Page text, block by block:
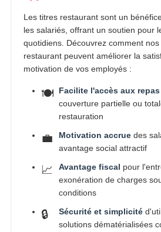
Les titres restaurant sont un
les salariés, offrant un soutien pour
quotidiens. Découvrez comment
restaurant peuvent améliorer la
motivation de vos employés :
🍽️ Facilite l'accès aux repas
couverture partielle ou
restauration
💼 Motivation accrue des
avantage social attractif
📈 Avantage fiscal pour
exonération de charges
conditions
🔒 Sécurité et simplicité
solutions dématérialisées